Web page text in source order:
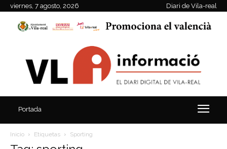
viernes, 7 agosto, 2026 Diari de Vila-real
Portada
Inicio Etiquetas Sporting